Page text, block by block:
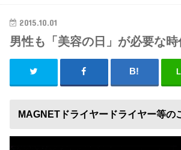
2015.10.01
男性も「美容の日」が必要な時
MAGNETドライヤードライヤー等の